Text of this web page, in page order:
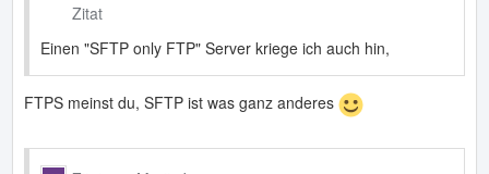
Zitat
Einen "SFTP only FTP" Server kriege ich auch hin,
FTPS meinst du, SFTP ist was ganz anderes